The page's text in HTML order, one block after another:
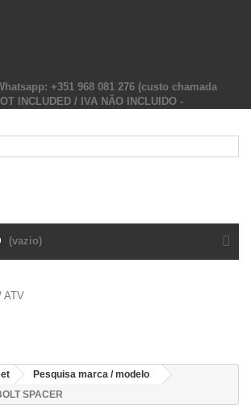
+351 968 081 276 (custo chamada
INCLUDED / IVA NÃO INCLUIDO -
(vazio)
ATV
Pesquisa marca / modelo
SPACER